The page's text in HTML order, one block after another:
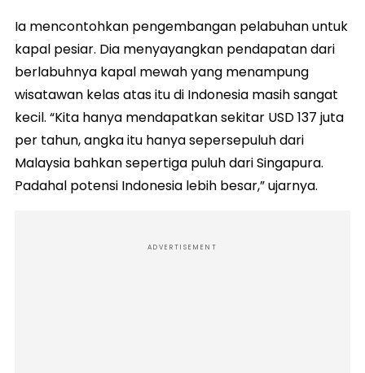
Ia mencontohkan pengembangan pelabuhan untuk
kapal pesiar. Dia menyayangkan pendapatan dari
berlabuhnya kapal mewah yang menampung
wisatawan kelas atas itu di Indonesia masih sangat
kecil. “Kita hanya mendapatkan sekitar USD 137 juta
per tahun, angka itu hanya sepersepuluh dari
Malaysia bahkan sepertiga puluh dari Singapura.
Padahal potensi Indonesia lebih besar,” ujarnya.
ADVERTISEMENT